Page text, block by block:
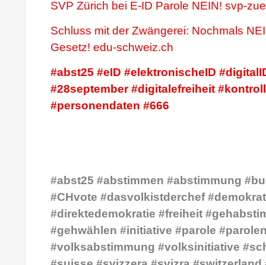
SVP Zürich bei E-ID Parole NEIN! svp-
Schluss mit der Zwängerei: Nochmals
Gesetz! edu-schweiz.ch
#abst25 #eID #elektronischeID
#28september #digitalefreiheit
#personendaten #666
#abst25 #abstimmen #abstimmung
#CHvote #dasvolkistderchef
#direktedemokratie #freiheit
#gehwählen #initiative #parole
#volksabstimmung #volksinitiative